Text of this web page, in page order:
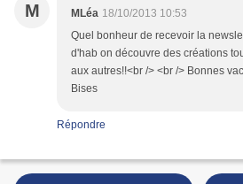
M MLéa 18/10/2013 10:53
Quel bonheur de recevoir la
d'hab on découvre des créations
aux autres!!<br /> <br /> Bonnes
Bises
Répondre